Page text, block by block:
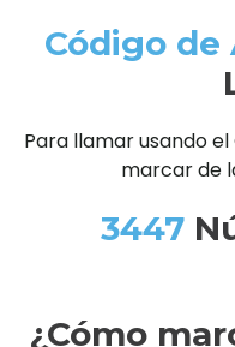
Código de
Para llamar usando
marcar de
3447
¿Cómo